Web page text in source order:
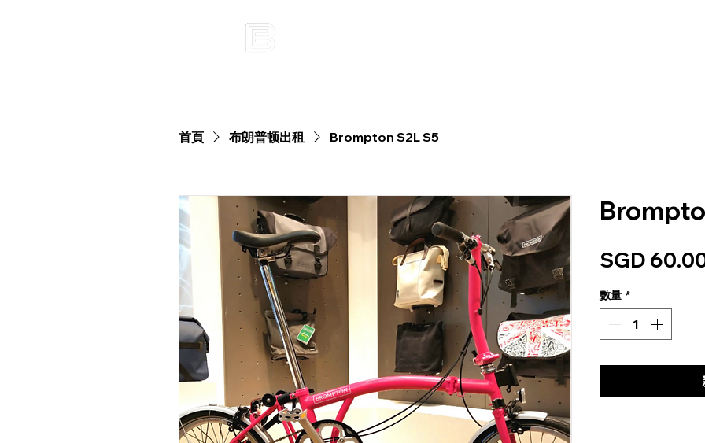
首頁 布朗普顿出租 Brompton S2L S5
SGD
數量 *